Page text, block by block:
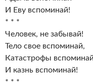
И Еву вспоминай!
* * *
Человек, не забывай!
Тело свое вспоминай,
Катастрофы
И казнь вспоминай!